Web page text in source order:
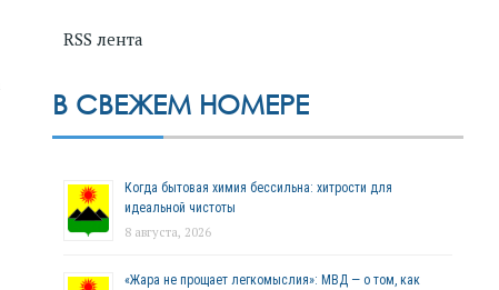
RSS лента
В СВЕЖЕМ НОМЕРЕ
Когда бытовая химия бессильна: хитрости для
идеальной чистоты
8 августа, 2026
«Жара не прощает легкомыслия»: МВД — о том, как